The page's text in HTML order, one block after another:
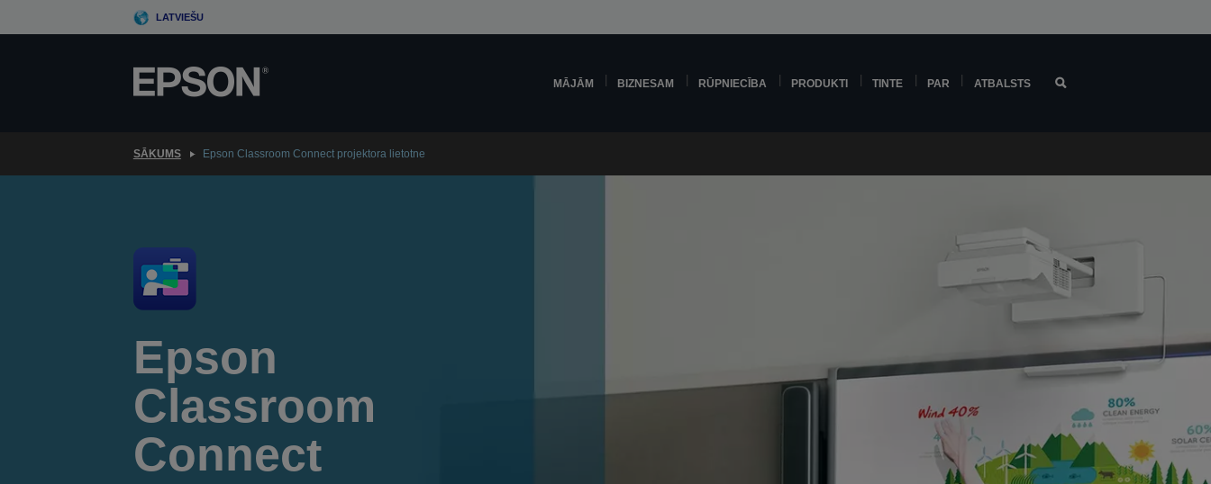
to
LATVIEŠU
MĀJĀM BIZNESAM RŪPNIECĪBA PRODUKTI TINTE PAR ATBALSTS
SĀKUMS Epson Classroom Connect projektora lietotne
Epson
Classroom
Connect